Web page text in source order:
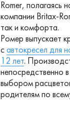
Romer, полагаясь
компании Britax-
так и комфорта.
Ромер выпускает
с автокресел для
12 лет.
непосредственно
выбором
родителям по